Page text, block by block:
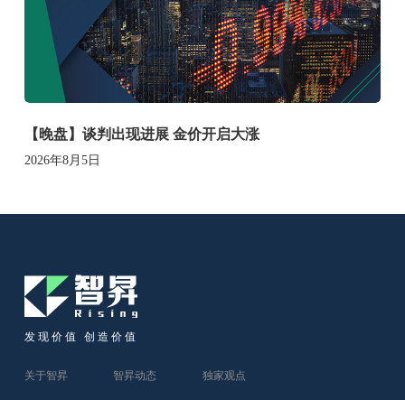
【晚盘】谈判出现进展 金价开启大涨
2026年8月5日
发现价值 创造价值
关于智昇 智昇动态 独家观点